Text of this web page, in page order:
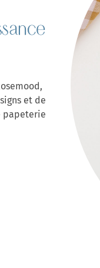
et de
papeterie